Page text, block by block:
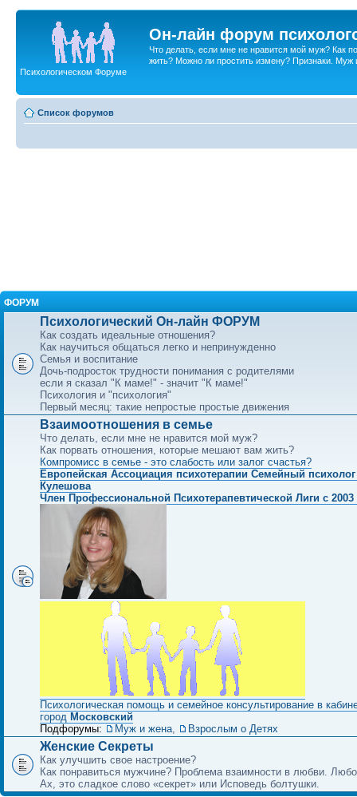
Он-лайн форум
Что делать, если мне не нравится мой муж? Как
жить? Можно ли простить измену? Признаки. Муж
Психологическом Форуме
Список форумов
ФОРУМ
Психологический Он-лайн ФОРУМ
Как создать идеальные отношения?
Как научиться общаться легко и непринужденно
Семья и воспитание
Дочь-подросток трудности понимания с родителями
если я сказал "К маме!" - значит "К маме!"
Психология и "психология"
Первый месяц: такие непростые простые движения
Взаимоотношения в семье
Что делать, если мне не нравится мой муж?
Как порвать отношения, которые мешают вам жить?
Компромисс в семье - это слабость или залог счастья?
Европейская Ассоциация психотерапии Семейный
Кулешова
Член Профессиональной Психотерапевтической Лиги с 2003
Психологическая помощь и семейное консультирование в
город Московский
Подфорумы:
Муж и жена, Взрослым о Детях
Женские Секреты
Как улучшить свое настроение?
Как понравиться мужчине? Проблема взаимности в любви.
Ах, это сладкое слово «секрет» или Исповедь болтушки.